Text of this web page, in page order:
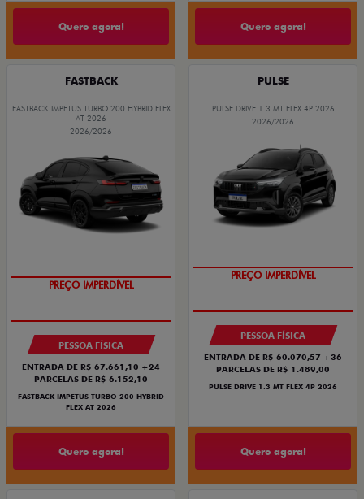
Quero agora! Quero agora!
FASTBACK
FASTBACK IMPETUS TURBO 200 HYBRID FLEX
AT 2026
2026/2026
PREÇO IMPERDÍVEL
PESSOA FÍSICA
ENTRADA DE R$ 67.661,10 +24
PARCELAS DE R$ 6.152,10
FASTBACK IMPETUS TURBO 200 HYBRID
FLEX AT 2026
Quero agora!
PULSE
PULSE DRIVE 1.3 MT FLEX 4P 2026
2026/2026
PREÇO IMPERDÍVEL
PESSOA FÍSICA
ENTRADA DE R$ 60.070,57 +36
PARCELAS DE R$ 1.489,00
PULSE DRIVE 1.3 MT FLEX 4P 2026
Quero agora!